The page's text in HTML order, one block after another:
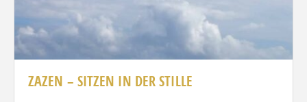
ZAZEN – SITZEN IN DER STILLE